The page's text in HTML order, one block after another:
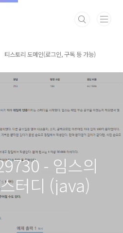
티스토리 도메인(로그인, 구독 등 가능)
- 임스의
터디 (java)